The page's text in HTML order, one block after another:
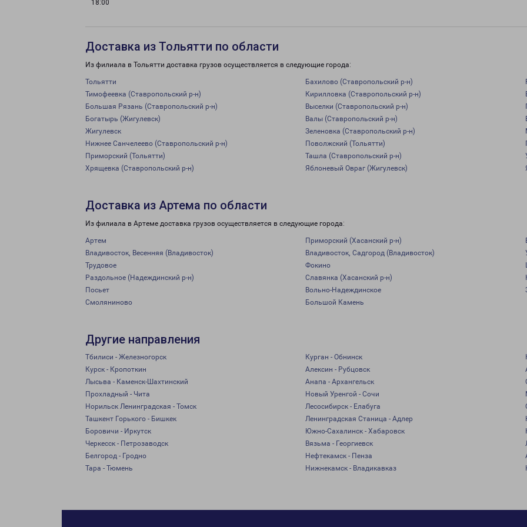
18:00
Доставка из Тольятти по области
Из филиала в Тольятти доставка грузов осуществляется в следующие города:
Тольятти Бахилово (Ставропольский р-н)
Тимофеевка (Ставропольский р-н)
Кирилловка (Ставропольский р-н)
Большая Рязань (Ставропольский р-н)
Выселки (Ставропольский р-н)
Богатырь (Жигулевск)
Валы (Ставропольский р-н)
Жигулевск
Зеленовка (Ставропольский р-н)
Нижнее Санчелеево (Ставропольский р-н)
Поволжский (Тольятти)
Приморский (Тольятти)
Ташла (Ставропольский р-н)
Хрящевка (Ставропольский р-н)
Яблоневый Овраг (Жигулевск)
Доставка из Артема по области
Из филиала в Артеме доставка грузов осуществляется в следующие города:
Артем Приморский (Хасанский р-н)
Владивосток, Весенняя (Владивосток)
Владивосток, Садгород (Владивосток)
Трудовое
Фокино
Раздольное (Надеждинский р-н)
Славянка (Хасанский р-н)
Посьет
Вольно-Надеждинское
Смоляниново
Большой Камень
Другие направления
Тбилиси - Железногорск Курган - Обнинск
Курск - Кропоткин
Алексин - Рубцовск
Лысьва - Каменск-Шахтинский
Анапа - Архангельск
Прохладный - Чита
Новый Уренгой - Сочи
Норильск Ленинградская - Томск
Лесосибирск - Елабуга
Ташкент Горького - Бишкек
Ленинградская Станица - Адлер
Боровичи - Иркутск
Южно-Сахалинск - Хабаровск
Черкесск - Петрозаводск
Вязьма - Георгиевск
Белгород - Гродно
Нефтекамск - Пенза
Тара - Тюмень
Нижнекамск - Владикавказ